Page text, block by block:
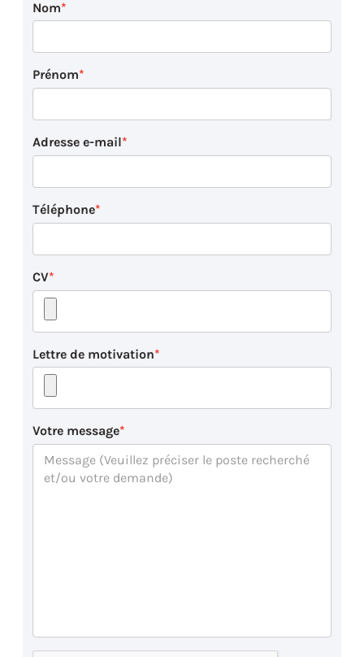
Nom
Prénom
Adresse e-mail
Téléphone
CV
Lettre de motivation
Votre message